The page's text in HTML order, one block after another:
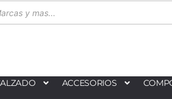
ACCESORIOS